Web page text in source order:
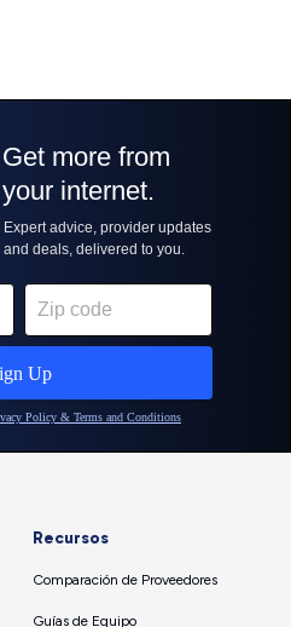
Recursos
Comparación de Proveedores
Guías de Equipo